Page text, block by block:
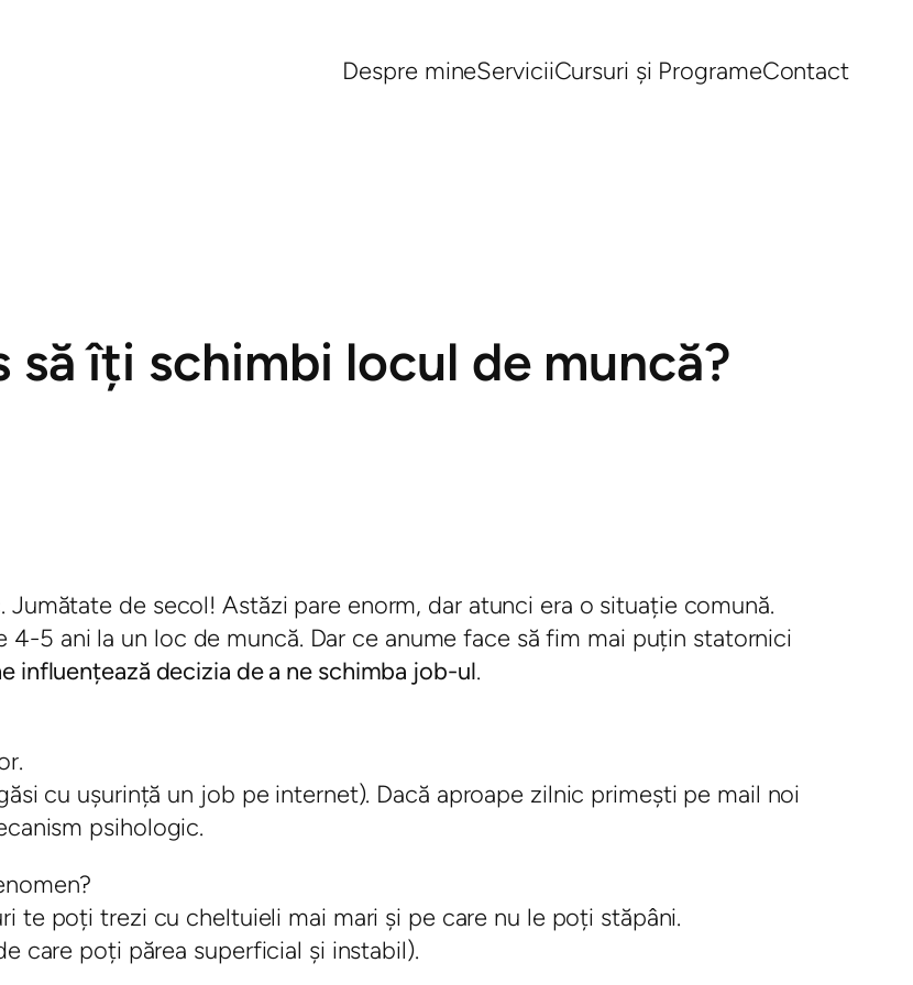
Despre mineServiciiCursuri și ProgrameContact
să îți schimbi locul de muncă?
de secol! Astăzi pare enorm, dar atunci era o situație comună.
4-5 ani la un loc de muncă. Dar ce anume face să fim mai puțin statornici
influențează decizia de a ne schimba job-ul.
cu ușurință un job pe internet). Dacă aproape zilnic primești pe mail noi
psihologic.
te poți trezi cu cheltuieli mai mari și pe care nu le poți stăpâni.
care poți părea superficial și instabil).